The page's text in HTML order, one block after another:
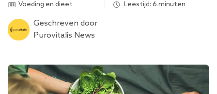
Voeding en dieet Leestijd: 6 minuten
Geschreven door
Purovitalis News